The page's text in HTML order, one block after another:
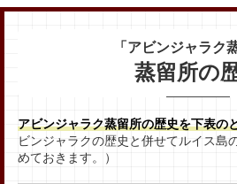
「アビンジャラク
蒸留所の
アビンジャラク蒸留所の歴史を下表の
ビンジャラクの歴史と併せてルイス島
めておきます。）